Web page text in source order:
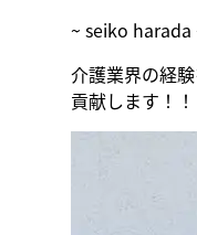
~ seiko harada
介護業界の経
貢献します！！